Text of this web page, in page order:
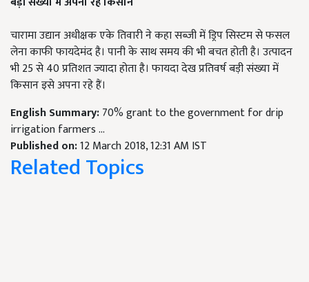
चारामा उद्यान अधीक्षक एके तिवारी ने कहा सब्जी में ड्रिप सिस्टम से फसल
लेना काफी फायदेमंद है। पानी के साथ समय की भी बचत होती है। उत्पादन
भी 25 से 40 प्रतिशत ज्यादा होता है। फायदा देख प्रतिवर्ष बड़ी संख्या में
किसान इसे अपना रहे हैं।
English Summary:70% grant to the government for drip
irrigation farmers ...
Published on:12 March 2018, 12:31 AM IST
Related Topics